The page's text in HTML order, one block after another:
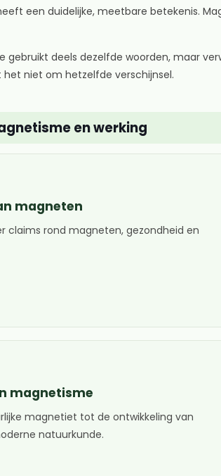
een duidelijke, meetbare betekenis.
gebruikt deels dezelfde woorden, maar
het niet om hetzelfde verschijnsel.
en werking
magneten
claims rond magneten, gezondheid en
magnetisme
magnetiet tot de ontwikkeling van
natuurkunde.